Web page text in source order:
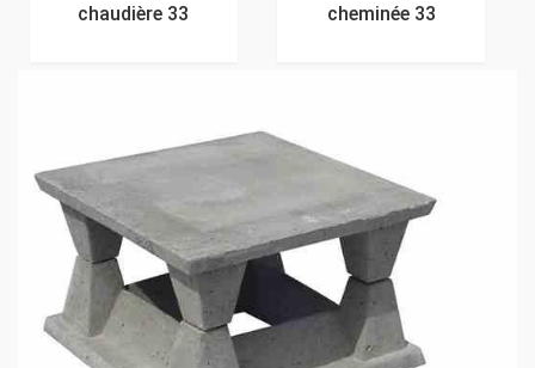
chaudière 33
cheminée 33